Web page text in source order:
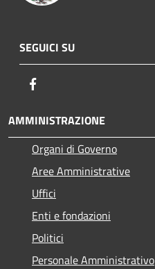
SEGUICI SU
AMMINISTRAZIONE
Organi di Governo
Aree Amministrative
Uffici
Enti e fondazioni
Politici
Personale Amministrativo